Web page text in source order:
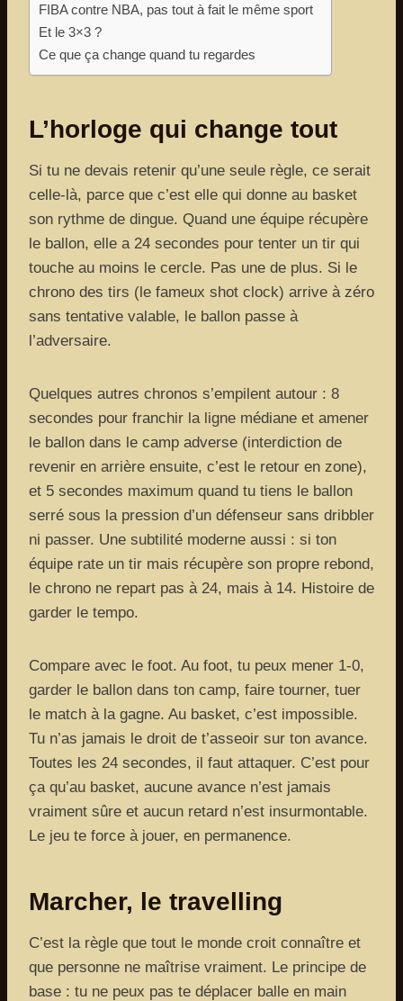
FIBA contre NBA, pas tout à fait le même sport
Et le 3×3 ?
Ce que ça change quand tu regardes
L’horloge qui change tout
Si tu ne devais retenir qu’une seule règle, ce serait
celle-là, parce que c’est elle qui donne au basket
son rythme de dingue. Quand une équipe récupère
le ballon, elle a 24 secondes pour tenter un tir qui
touche au moins le cercle. Pas une de plus. Si le
chrono des tirs (le fameux shot clock) arrive à zéro
sans tentative valable, le ballon passe à
l’adversaire.
Quelques autres chronos s’empilent autour : 8
secondes pour franchir la ligne médiane et amener
le ballon dans le camp adverse (interdiction de
revenir en arrière ensuite, c’est le retour en zone),
et 5 secondes maximum quand tu tiens le ballon
serré sous la pression d’un défenseur sans dribbler
ni passer. Une subtilité moderne aussi : si ton
équipe rate un tir mais récupère son propre rebond,
le chrono ne repart pas à 24, mais à 14. Histoire de
garder le tempo.
Compare avec le foot. Au foot, tu peux mener 1-0,
garder le ballon dans ton camp, faire tourner, tuer
le match à la gagne. Au basket, c’est impossible.
Tu n’as jamais le droit de t’asseoir sur ton avance.
Toutes les 24 secondes, il faut attaquer. C’est pour
ça qu’au basket, aucune avance n’est jamais
vraiment sûre et aucun retard n’est insurmontable.
Le jeu te force à jouer, en permanence.
Marcher, le travelling
C’est la règle que tout le monde croit connaître et
que personne ne maîtrise vraiment. Le principe de
base : tu ne peux pas te déplacer balle en main